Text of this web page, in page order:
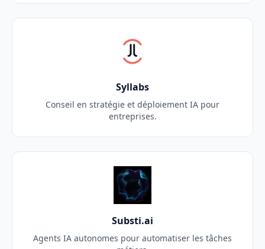
Syllabs
Conseil en stratégie et déploiement IA pour
entreprises.
Substi.ai
Agents IA autonomes pour automatiser les tâches